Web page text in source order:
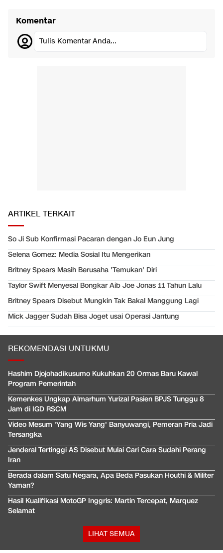
Komentar
Tulis Komentar Anda...
ARTIKEL TERKAIT
So Ji Sub Konfirmasi Pacaran dengan Jo Eun Jung
Selena Gomez: Media Sosial Itu Mengerikan
Britney Spears Masih Berusaha 'Temukan' Diri
Taylor Swift Menyesal Bongkar Aib Joe Jonas 11 Tahun Lalu
Britney Spears Disebut Mungkin Tak Bakal Manggung Lagi
Mick Jagger Sudah Bisa Joget usai Operasi Jantung
REKOMENDASI UNTUKMU
Hashim Djojohadikusumo Kukuhkan 20 Ormas Baru Kawal
Program Pemerintah
Kemenkes Ungkap Almarhum Yurizal Pasien BPJS Tunggu 8
Jam di IGD RSCM
Video Mesum 'Yang Wis Yang' Banyuwangi, Pemeran Pria Jadi
Tersangka
Jenderal Tertinggi AS Disebut Mulai Cari Cara Sudahi Perang
Iran
Berada dalam Satu Negara, Apa Beda Pasukan Houthi & Militer
Yaman?
Hasil Kualifikasi MotoGP Inggris: Martin Tercepat, Marquez
Selamat
LIHAT SEMUA